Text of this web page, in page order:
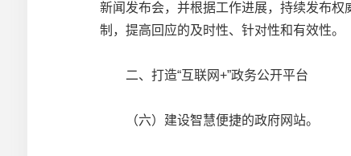
新闻发布会，并根据工作进展，持续发布
制，提高回应的及时性、针对性和有效性。
二、打造“互联网+”政务公开平台
（六）建设智慧便捷的政府网站。